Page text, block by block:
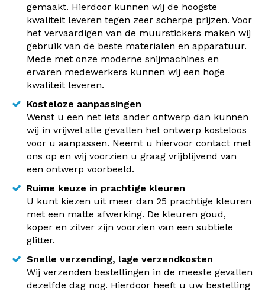
gemaakt. Hierdoor kunnen wij de hoogste
kwaliteit leveren tegen zeer scherpe prijzen. Voor
het vervaardigen van de muurstickers maken wij
gebruik van de beste materialen en apparatuur.
Mede met onze moderne snijmachines en
ervaren medewerkers kunnen wij een hoge
kwaliteit leveren.
Kosteloze aanpassingen
Wenst u een net iets ander ontwerp dan kunnen
wij in vrijwel alle gevallen het ontwerp kosteloos
voor u aanpassen. Neemt u hiervoor contact met
ons op en wij voorzien u graag vrijblijvend van
een ontwerp voorbeeld.
Ruime keuze in prachtige kleuren
U kunt kiezen uit meer dan 25 prachtige kleuren
met een matte afwerking. De kleuren goud,
koper en zilver zijn voorzien van een subtiele
glitter.
Snelle verzending, lage verzendkosten
Wij verzenden bestellingen in de meeste gevallen
dezelfde dag nog. Hierdoor heeft u uw bestelling